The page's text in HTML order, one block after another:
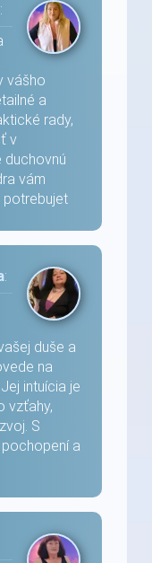
:
vášho
a
rady,
v
duchovnú
vám
potrebujet
:
duše a
na
intuícia je
vzťahy,
S
a